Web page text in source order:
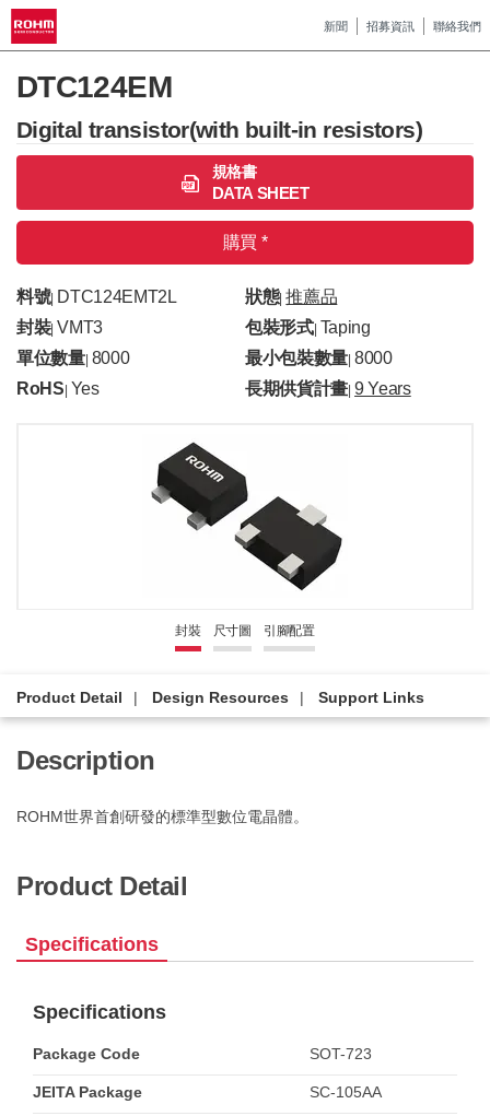
新聞 招募資訊 聯絡我們
DTC124EM
Digital transistor(with built-in resistors)
規格書
DATA SHEET
購買 *
料號| DTC124EMT2L 狀態|推薦品
封裝| VMT3 包裝形式| Taping
單位數量| 8000 最小包裝數量 |8000
RoHS Yes 長期供貨計畫 |9 Years
封裝 尺寸圖 引腳配置
Product Detail Design Resources Support Links
Description
ROHM世界首創研發的標準型數位電晶體。
Product Detail
Specifications
Specifications
Package Code SOT-723
JEITA Package SC-105AA